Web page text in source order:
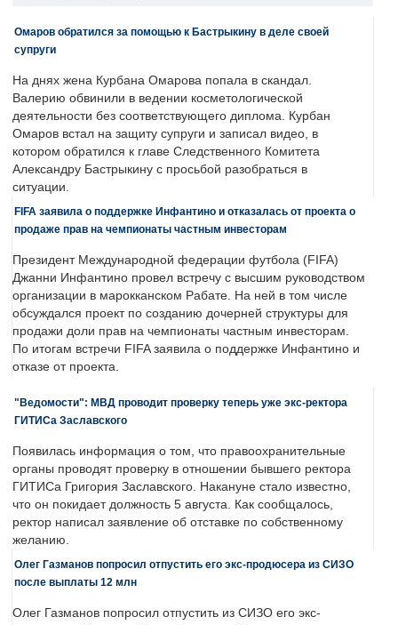
Омаров обратился за помощью к Бастрыкину в деле своей
супруги
На днях жена Курбана Омарова попала в скандал.
Валерию обвинили в ведении косметологической
деятельности без соответствующего диплома. Курбан
Омаров встал на защиту супруги и записал видео, в
котором обратился к главе Следственного Комитета
Александру Бастрыкину с просьбой разобраться в
ситуации.
FIFA заявила о поддержке Инфантино и отказалась от проекта о
продаже прав на чемпионаты частным инвесторам
Президент Международной федерации футбола (FIFA)
Джанни Инфантино провел встречу с высшим руководством
организации в марокканском Рабате. На ней в том числе
обсуждался проект по созданию дочерней структуры для
продажи доли прав на чемпионаты частным инвесторам.
По итогам встречи FIFA заявила о поддержке Инфантино и
отказе от проекта.
"Ведомости": МВД проводит проверку теперь уже экс-ректора
ГИТИСа Заславского
Появилась информация о том, что правоохранительные
органы проводят проверку в отношении бывшего ректора
ГИТИСа Григория Заславского. Накануне стало известно,
что он покидает должность 5 августа. Как сообщалось,
ректор написал заявление об отставке по собственному
желанию.
Олег Газманов попросил отпустить его экс-продюсера из СИЗО
после выплаты 12 млн
Олег Газманов попросил отпустить из СИЗО его экс-